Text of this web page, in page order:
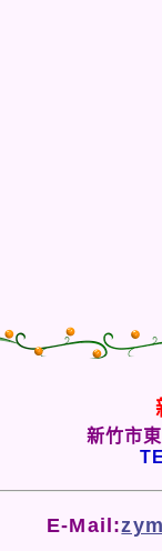
新竹市
E-Mail: